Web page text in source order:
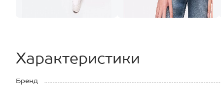
Характеристики
Бренд